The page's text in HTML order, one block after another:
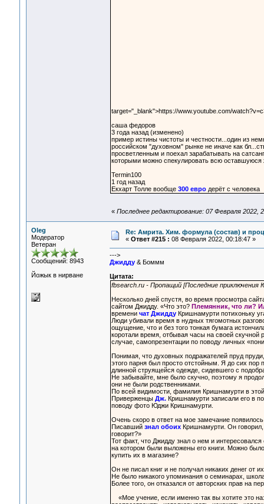
target="_blank">https://www.youtube.com/
саша федоров
3 года назад (изменено)
пример истины чистоты и честности...один из
российском "духовном" рынке не иначе как
просветленным и поехал зарабатывать на
которыми можно спекулировать всю оставшуюся
Termin100
1 год назад
Екхарт Толле вообще 300 евродерёт с человека
« Последнее редактирование: 07 Февраля 2022,
Oleg
Модератор
Ветеран
Сообщений: 8943
Йожык в нирване
Re: Амрита. Хим. формула (состав) и
« Ответ #215 : 08 Февраля 2022, 00:18:47 »
--->
Джидду& Боммм
Цитата:
fbsearch.ru - Пропащий [Последние
Несколько дней спустя, во время просмотра
сайтом Джидду. «Что это? Племянник, что ли?
времени чат ДжиддуКришнамурти потихоньку
Люди убивали время в нудных тягомотных
ощущение, что и без того тонкая бумага
коротали время, отбывая часы на своей
случае, самопрезентации по поводу личных
Понимая, что духовных подражателей пруд
этого парня был просто отстойным. Я до сих
длинной струящейся одежде, сидевшего с
Не забывайте, мне было скучно, поэтому я
они не были родственниками.
По всей видимости, фамилия Кришнамурти в
Приверженцы Дж.Кришнамурти записали его в
поводу фото Юджи Кришнамурти.
Очень скоро в ответ на мое замечание
Писавший знал обоихКришнамурти. Он говорил,
говорит?»
Тот факт, что Джидду знал о нем и
на котором были выложены его книги. Можно
купить их в магазине?
Он не писал книг и не получал никаких денег от
Не было никакого упоминания о семинарах,
Более того, он отказался от авторских прав на
«Мое учение, если именно так вы хотите это